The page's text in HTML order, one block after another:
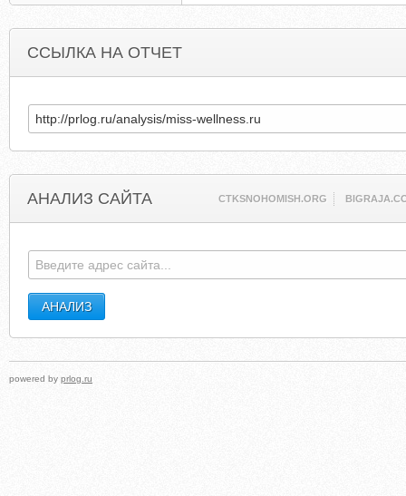
ССЫЛКА НА ОТЧЕТ
АНАЛИЗ САЙТА CTKSNOHOMISH.ORG
powered by prlog.ru